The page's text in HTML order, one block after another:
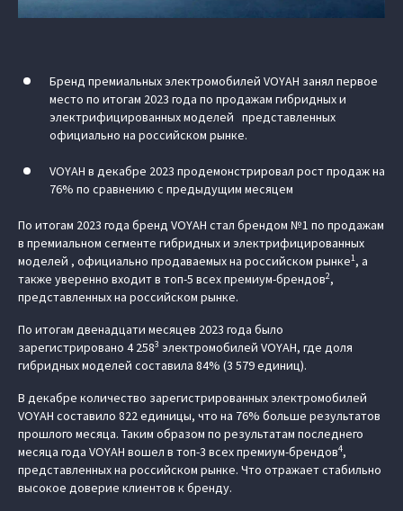
Бренд премиальных электромобилей VOYAH занял первое
место по итогам 2023 года по продажам гибридных и
электрифицированных моделей представленных
официально на российском рынке.
VOYAH в декабре 2023 продемонстрировал рост продаж на
76% по сравнению с предыдущим месяцем
По итогам 2023 года бренд VOYAH стал брендом №1 по продажам
в премиальном сегменте гибридных и электрифицированных
моделей , официально продаваемых на российском рынке1, а
также уверенно входит в топ-5 всех премиум-брендов2,
представленных на российском рынке.
По итогам двенадцати месяцев 2023 года было
зарегистрировано 4 2583 электромобилей VOYAH, где доля
гибридных моделей составила 84% (3 579 единиц).
В декабре количество зарегистрированных электромобилей
VOYAH составило 822 единицы, что на 76% больше результатов
прошлого месяца. Таким образом по результатам последнего
месяца года VOYAH вошел в топ-3 всех премиум-брендов4,
представленных на российском рынке. Что отражает стабильно
высокое доверие клиентов к бренду.